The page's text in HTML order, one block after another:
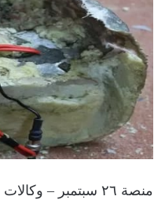
منصة ٢٦ سبتمبر – وكالات